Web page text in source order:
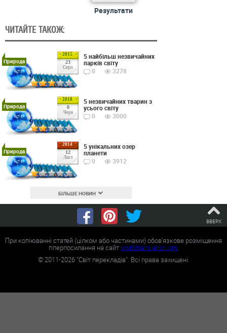
Результати
ЧИТАЙТЕ ТАКОЖ:
2015
23
Серп
Природа
5 найбільш незвичайних
парків світу
0
3278
2018
8
Черв
Природа
5 незвичайних тварин з
усього світу
0
3000
2014
12
Лист
Природа
5 унікальних озер
планети
0
3912
БІЛЬШЕ НОВИН
ВВЕРХ
При копіюванні статей (цілком або частинами) обов'язкове розміщення
гіперпосилання на сайтworldtranslation.org.
©2011-2026"Світ перекладів". Всі права захищені.